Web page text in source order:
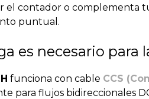
el contador o complementa
puntual.
es necesario para
funciona con cable CCS
para flujos bidireccionales